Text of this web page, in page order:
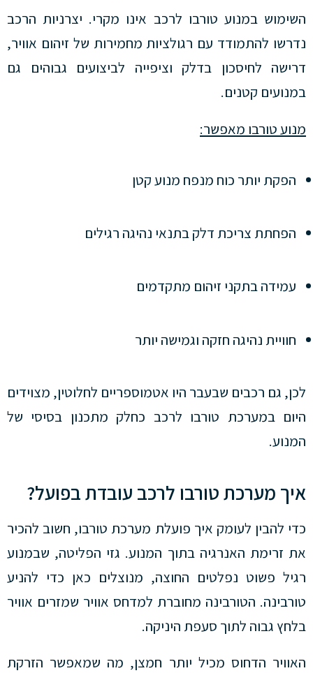
השימוש במנוע טורבו לרכב אינו מקרי. יצרניות הרכב
נדרשו להתמודד עם רגולציות מחמירות של זיהום אוויר,
דרישה לחיסכון בדלק וציפייה לביצועים גבוהים גם
במנועים קטנים.
מנוע טורבו מאפשר:
הפקת יותר כוח מנפח מנוע קטן
הפחתת צריכת דלק בתנאי נהיגה רגילים
עמידה בתקני זיהום מתקדמים
חוויית נהיגה חזקה וגמישה יותר
לכן, גם רכבים שבעבר היו אטמוספריים לחלוטין, מצוידים
היום במערכת טורבו לרכב כחלק מתכנון בסיסי של
המנוע.
איך מערכת טורבו לרכב עובדת בפועל?
כדי להבין לעומק איך פועלת מערכת טורבו, חשוב להכיר
את זרימת האנרגיה בתוך המנוע. גזי הפליטה, שבמנוע
רגיל פשוט נפלטים החוצה, מנוצלים כאן כדי להניע
טורבינה. הטורבינה מחוברת למדחס אוויר שמזרים אוויר
בלחץ גבוה לתוך סעפת היניקה.
האוויר הדחוס מכיל יותר חמצן, מה שמאפשר הזרקת